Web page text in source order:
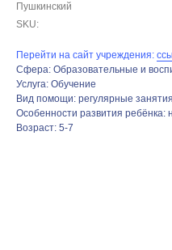
Пушкинский
SKU:
Перейти на сайт учреждения:
Сфера: Образовательные и
Услуга: Обучение
Вид помощи: регулярные занятия
Особенности развития ребёнка:
Возраст: 5-7